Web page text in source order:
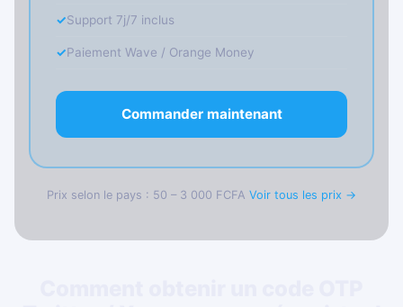
Support 7j/7 inclus
Paiement Wave / Orange Money
Commander maintenant
Prix selon le pays : 50 – 3 000 FCFA Voir tous les prix →